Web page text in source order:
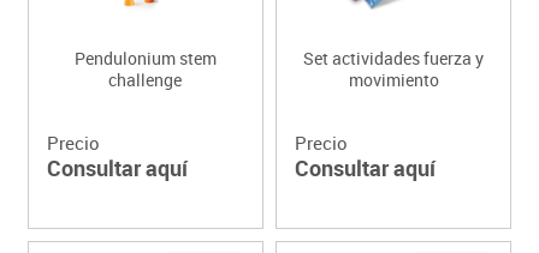
Pendulonium stem
challenge
Precio
Consultar aquí
Set actividades fuerza y
movimiento
Precio
Consultar aquí